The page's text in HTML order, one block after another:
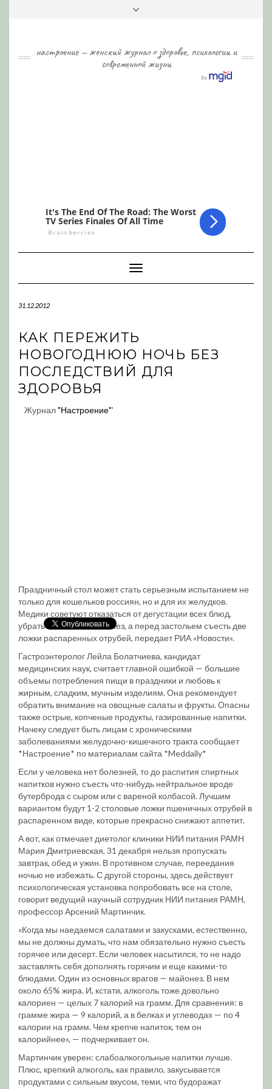
настроение — женский журнал о здоровье, психологии и
современной жизни
Toggle
Navigation
31.12.2012
КАК ПЕРЕЖИТЬ
НОВОГОДНЮЮ НОЧЬ БЕЗ
ПОСЛЕДСТВИЙ ДЛЯ
ЗДОРОВЬЯ
Журнал"Настроение"'
Праздничный стол может стать серьезным испытанием не
только для кошельков россиян, но и для их желудков.
Медики советуют отказаться от дегустации всех блюд,
убрать из салатов майонез, а перед застольем съесть две
ложки распаренных отрубей, передает РИА «Новости».
Гастроэнтеролог Лейла Болатчиева, кандидат
медицинских наук, считает главной ошибкой — большие
объемы потребления пищи в праздники и любовь к
жирным, сладким, мучным изделиям. Она рекомендует
обратить внимание на овощные салаты и фрукты. Опасны
также острые, копченые продукты, газированные напитки.
Начеку следует быть лицам с хроническими
заболеваниями желудочно-кишечного тракта сообщает
*Настроение* по материалам сайта *Meddaily*
Если у человека нет болезней, то до распития спиртных
напитков нужно съесть что-нибудь нейтральное вроде
бутерброда с сыром или с вареной колбасой. Лучшим
вариантом будут 1-2 столовые ложки пшеничных отрубей в
распаренном виде, которые прекрасно снижают аппетит.
А вот, как отмечает диетолог клиники НИИ питания РАМН
Мария Дмитриевская, 31 декабря нельзя пропускать
завтрак, обед и ужин. В противном случае, переедания
ночью не избежать. С другой стороны, здесь действует
психологическая установка попробовать все на столе,
говорит ведущий научный сотрудник НИИ питания РАМН,
профессор Арсений Мартинчик.
«Когда мы наедаемся салатами и закусками, естественно,
мы не должны думать, что нам обязательно нужно съесть
горячее или десерт. Если человек насытился, то не надо
заставлять себя дополнять горячим и еще какими-то
блюдами. Один из основных врагов — майонез. В нем
около 65% жира. И, кстати, алкоголь тоже довольно
калориен — целых 7 калорий на грамм. Для сравнения: в
грамме жира — 9 калорий, а в белках и углеводах — по 4
калории на грамм. Чем крепче напиток, тем он
калорийнее», — подчеркивает он.
Мартинчик уверен: слабоалкогольные напитки лучше.
Плюс, крепкий алкоголь, как правило, закусывается
продуктами с сильным вкусом, теми, что будоражат